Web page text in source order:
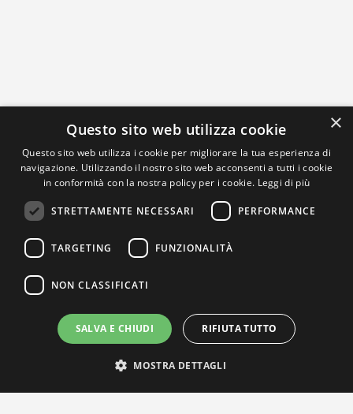
×
Questo sito web utilizza cookie
Questo sito web utilizza i cookie per migliorare la tua esperienza di
navigazione. Utilizzando il nostro sito web acconsenti a tutti i cookie
in conformità con la nostra policy per i cookie. Leggi di più
STRETTAMENTE NECESSARI PERFORMANCE
TARGETING FUNZIONALITÀ
NON CLASSIFICATI
SALVA E CHIUDI RIFIUTA TUTTO
MOSTRA DETTAGLI